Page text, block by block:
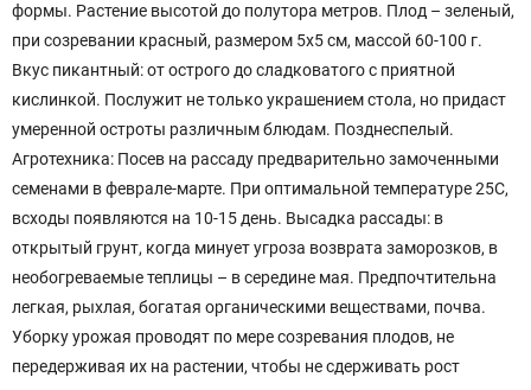
формы. Растение высотой до полутора метров. Плод – зеленый,
при созревании красный, размером 5х5 см, массой 60-100 г.
Вкус пикантный: от острого до сладковатого с приятной
кислинкой. Послужит не только украшением стола, но придаст
умеренной остроты различным блюдам. Позднеспелый.
Агротехника: Посев на рассаду предварительно замоченными
семенами в феврале-марте. При оптимальной температуре 25С,
всходы появляются на 10-15 день. Высадка рассады: в
открытый грунт, когда минует угроза возврата заморозков, в
необогреваемые теплицы – в середине мая. Предпочтительна
легкая, рыхлая, богатая органическими веществами, почва.
Уборку урожая проводят по мере созревания плодов, не
передерживая их на растении, чтобы не сдерживать рост